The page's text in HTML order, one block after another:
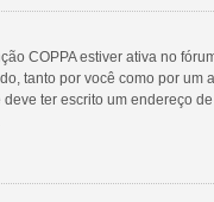
COPPA estiver ativa no
tanto por você como por um
ter escrito um endereço